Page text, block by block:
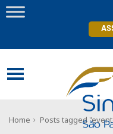
Home Posts tagged